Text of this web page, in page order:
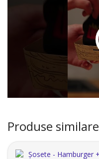
Produse similare